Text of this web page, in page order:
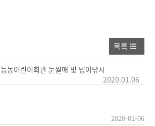
목록
동어린이회관 눈썰매 및 빙어낚시
2020.01.06
2020-01-06